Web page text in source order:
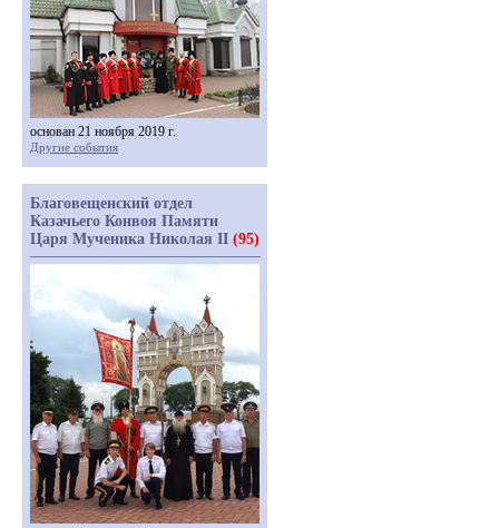
основан 21 ноября 2019 г.
Другие события
Благовещенский отдел
Казачьего Конвоя Памяти
Царя Мученика Николая II (95)